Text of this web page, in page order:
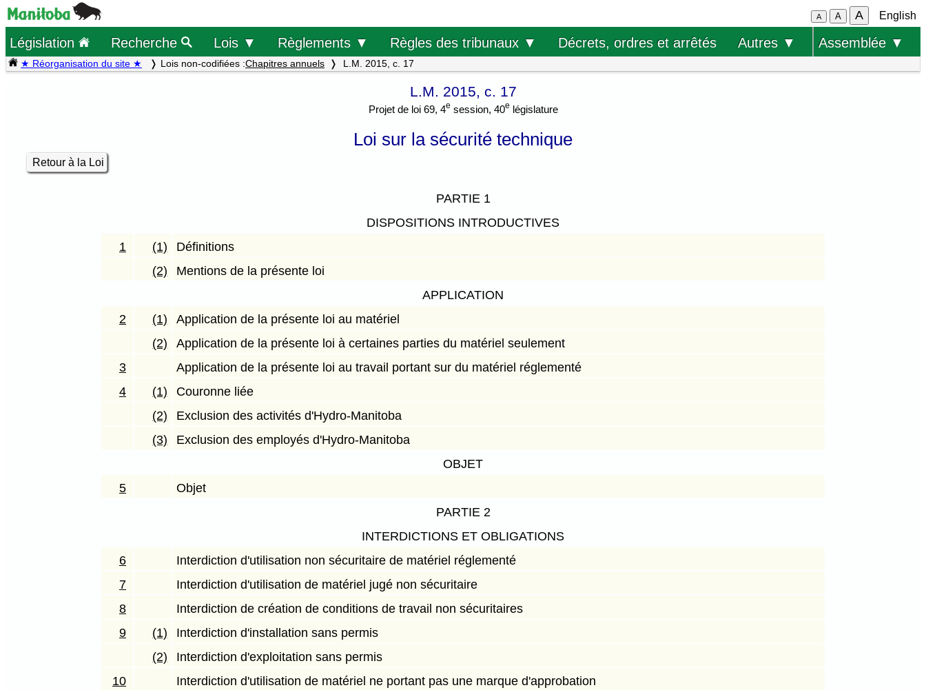
A A A English
Législation Recherche Lois ▼ Règlements ▼ Règles des tribunaux ▼ Décrets, ordres et arrêtés Autres ▼ Assemblée ▼
★ Réorganisation du site ★ Lois non-codifiées :Chapitres annuels L.M. 2015, c. 17
L.M. 2015, c. 17
Projet de loi 69, 4e session, 40e législature
Loi sur la sécurité technique
Retour à la Loi
PARTIE 1
DISPOSITIONS INTRODUCTIVES
1
(1)
Définitions
(2)
Mentions de la présente loi
APPLICATION
2
(1)
Application de la présente loi au matériel
(2)
Application de la présente loi à certaines parties du matériel seulement
3
Application de la présente loi au travail portant sur du matériel réglementé
4
(1)
Couronne liée
(2)
Exclusion des activités d'Hydro-Manitoba
(3)
Exclusion des employés d'Hydro-Manitoba
OBJET
5
Objet
PARTIE 2
INTERDICTIONS ET OBLIGATIONS
6
Interdiction d'utilisation non sécuritaire de matériel réglementé
7
Interdiction d'utilisation de matériel jugé non sécuritaire
8
Interdiction de création de conditions de travail non sécuritaires
9
(1)
Interdiction d'installation sans permis
(2)
Interdiction d'exploitation sans permis
10
Interdiction d'utilisation de matériel ne portant pas une marque d'approbation